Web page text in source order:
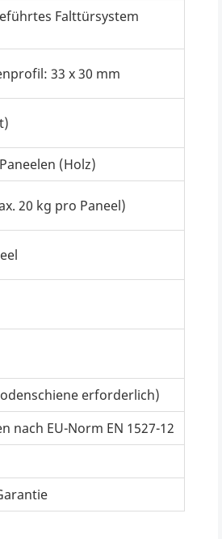
Falttürsystem
33 x 30 mm
(Holz)
20 kg pro Paneel)
erforderlich)
nach EU-Norm EN 1527-12